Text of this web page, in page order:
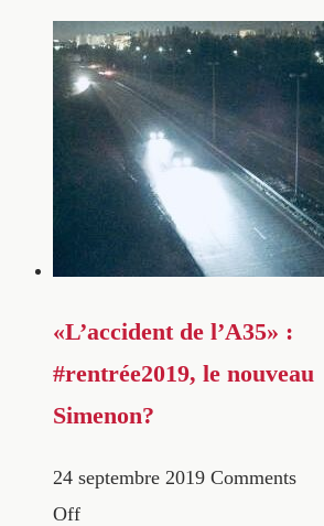
«L’accident de l’A35» :
#rentrée2019, le nouveau
Simenon?
24 septembre 2019 Comments
Off